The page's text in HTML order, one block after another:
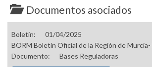
Documentos asociados
Boletín:
01/04/2025
BORM Boletín Oficial de la Región de Murcia-
Documento:
Bases Reguladoras